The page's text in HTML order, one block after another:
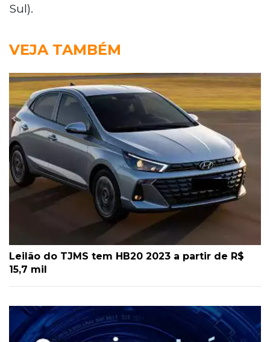
Sul).
VEJA TAMBÉM
Leilão do TJMS tem HB20 2023 a partir de R$
15,7 mil